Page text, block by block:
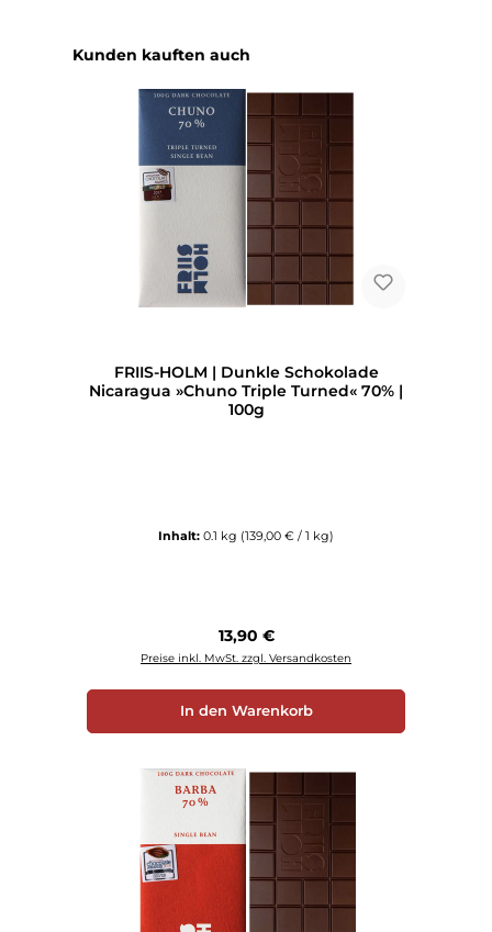
Produktgalerie überspringen
Kunden kauften auch
FRIIS-HOLM | Dunkle Schokolade
Nicaragua »Chuno Triple Turned« 70% |
100g
Inhalt: 0.1 kg (139,00 € / 1 kg)
Regulärer Preis:
13,90 €
Preise inkl. MwSt. zzgl. Versandkosten
In den Warenkorb